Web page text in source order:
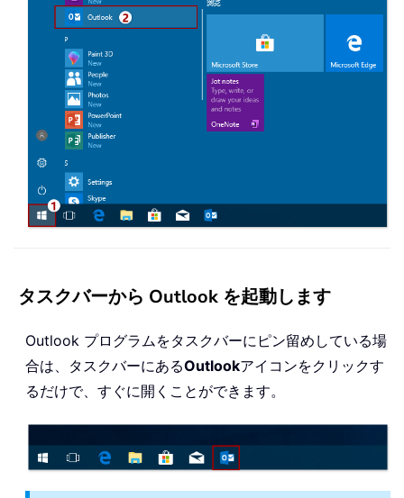
タスクバーから Outlook を起動します
Outlook プログラムをタスクバーにピン留めしている場
合は、タスクバーにあるOutlookアイコンをクリックす
るだけで、すぐに開くことができます。